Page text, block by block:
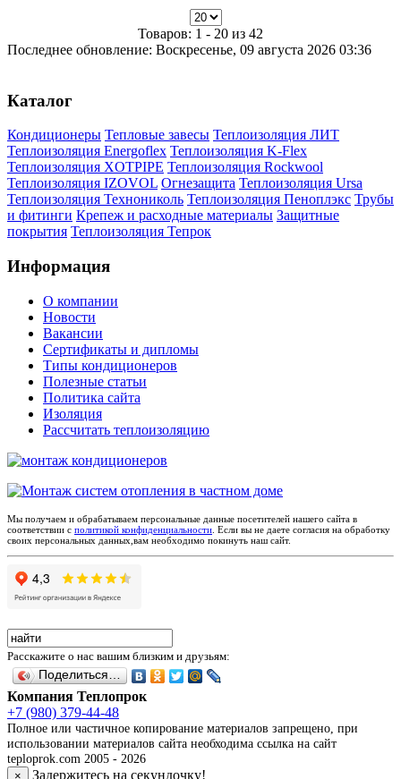
Товаров: 1 - 20 из 42
Последнее обновление: Воскресенье, 09 августа 2026 03:36
Каталог
Кондиционеры Тепловые завесы Теплоизоляция ЛИТ
Теплоизоляция Energoflex Теплоизоляция K-Flex
Теплоизоляция XOTPIPE Теплоизоляция Rockwool
Теплоизоляция IZOVOL Огнезащита Теплоизоляция Ursa
Теплоизоляция Технониколь Теплоизоляция Пеноплэкс Трубы
и фитинги Крепеж и расходные материалы Защитные
покрытия Теплоизоляция Тепрок
Информация
О компании
Новости
Вакансии
Сертификаты и дипломы
Типы кондиционеров
Полезные статьи
Политика сайта
Изоляция
Рассчитать теплоизоляцию
Мы получаем и обрабатываем персональные данные посетителей нашего сайта в
соответствии с политикой конфиденциальности . Если вы не даете согласия на обработку
своих персональных данных,вам необходимо покинуть наш сайт.
Расскажите о нас вашим близким и друзьям:
Поделиться…
Компания Теплопрок
+7 (980) 379-44-48
Полное или частичное копирование материалов запрещено, при
использовании материалов сайта необходима ссылка на сайт
teploprok.com 2005 - 2026
× Задержитесь на секундочку!